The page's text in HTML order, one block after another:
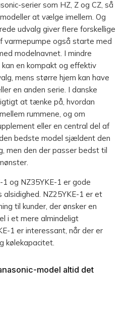
serier som HZ, Z og CZ, så
at vælge imellem. Og
udvalg giver flere forskellige
varmepumpe også starte med
modelnavnet. I mindre
en kompakt og effektiv
mens større hjem kan have
en anden serie. I danske
at tænke på, hvordan
rummene, og om
eller en central del af
bedste model sjældent den
men den der passer bedst til
og NZ35YKE-1 er gode
alsidighed. NZ25YKE-1 er et
til kunder, der ønsker en
i et mere almindeligt
1 er interessant, når der er
kølekapacitet.
model altid det